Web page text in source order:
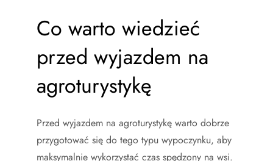
Co warto wiedzieć
przed wyjazdem na
agroturystykę
Przed wyjazdem na agroturystykę warto dobrze
przygotować się do tego typu wypoczynku, aby
maksymalnie wykorzystać czas spędzony na wsi.